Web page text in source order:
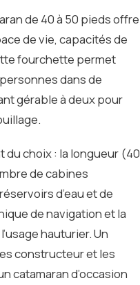
de 40 à 50 pieds offre
de vie, capacités de
fourchette permet
dans de
gérable à deux pour
du choix : la longueur (40
de cabines
d’eau et de
de navigation et la
hauturier. Un
constructeur et les
catamaran d’occasion